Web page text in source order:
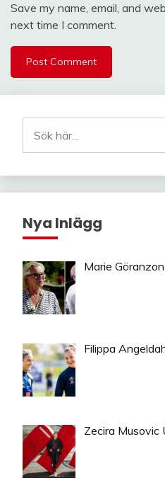
Save my name, email, and
next time I comment.
Nya Inlägg
Marie
Filippa
Zecira Musovic